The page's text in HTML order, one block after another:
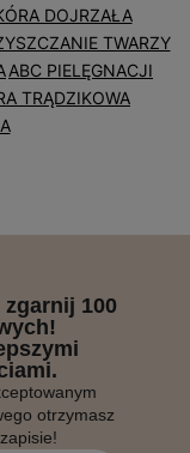
DOJRZAŁA
TWARZY
ABC PIELĘGNACJI
TRĄDZIKOWA
100
otrzymasz